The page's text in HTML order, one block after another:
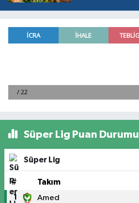
Süper Lig Puan Durumu
Süper Lig
# Takım
1 Amed